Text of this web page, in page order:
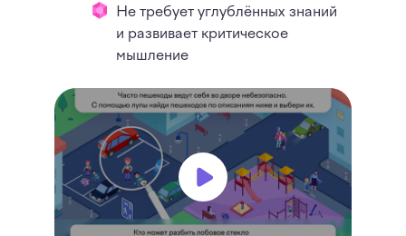
Не требует углублённых знаний
и развивает критическое
мышление